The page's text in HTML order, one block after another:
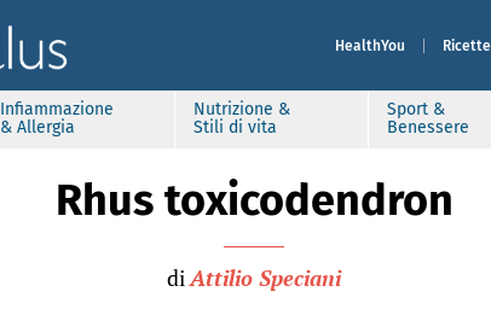
HealthYou Ricette
Infiammazione
& Allergia
Nutrizione &
Stili di vita
Sport &
Benessere
Rhus toxicodendron
diAttilio Speciani